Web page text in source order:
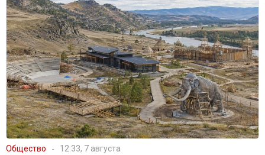
Общество 12:33, 7 августа